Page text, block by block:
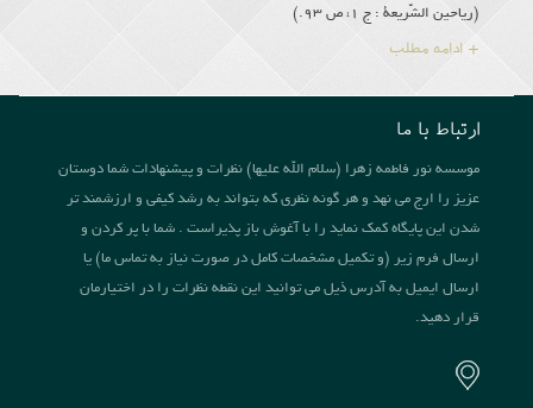
(ریاحین الشّریعة : ج 1، ص 93.)
+ ادامه مطلب
ارتباط با ما
موسسه نور فاطمه زهرا (سلام الله علیها) نظرات و پیشنهادات شما دوستان
عزیز را ارج می نهد و هر گونه نظری که بتواند به رشد کیفی و ارزشمند تر
شدن این پایگاه کمک نماید را با آغوش باز پذیراست . شما با پر کردن و
ارسال فرم زیر (و تکمیل مشخصات کامل در صورت نیاز به تماس ما) یا
ارسال ایمیل به آدرس ذیل می توانید این نقطه نظرات را در اختیارمان
قرار دهید.